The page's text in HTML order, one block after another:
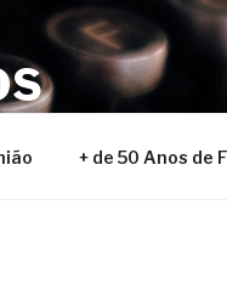
+ de 50 Anos de